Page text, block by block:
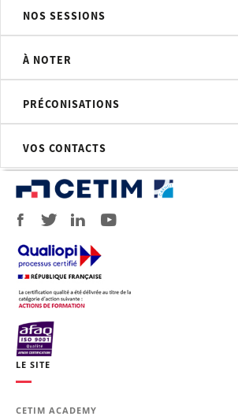
Méthodes pédagogiques
Exposés technologiques
Contrôle par les participants de
Assurer le contrôle visuel des
Moyens d'évaluation
QCM.
Attestation de fin de formation.
Profil du formateur
contrôleurs ou responsables
NOS SESSIONS
À NOTER
PRÉCONISATIONS
VOS CONTACTS
LE SITE
CETIM ACADEMY